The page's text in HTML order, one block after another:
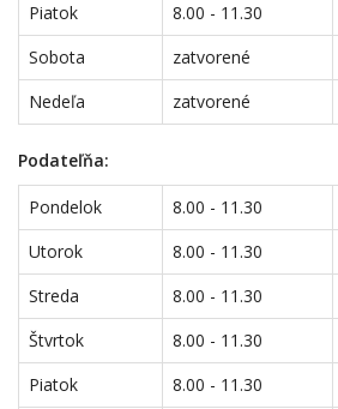
Piatok
8.00 - 11.30
Sobota
zatvorené
Nedeľa
zatvorené
Podateľňa:
Pondelok 8.00 - 11.30
Utorok
8.00 - 11.30
Streda
8.00 - 11.30
Štvrtok
8.00 - 11.30
Piatok
8.00 - 11.30